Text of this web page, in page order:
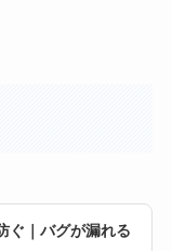
ぐ｜バグが漏れる